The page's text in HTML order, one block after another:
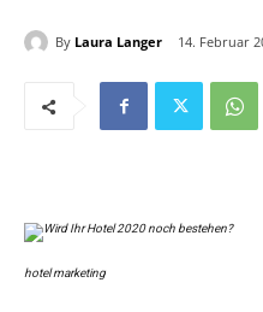
By Laura Langer 14. Februar
hotel marketing